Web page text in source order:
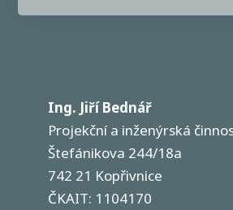
Ing. Jiří Bednář
Projekční a inženýrská
Štefánikova 244/18a
742 21 Kopřivnice
ČKAIT: 1104170